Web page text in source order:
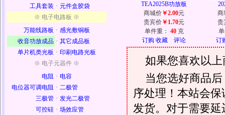
工具套装 · 元件盒胶袋
※ 电子电路板 ※
万能线路板 · 感光敷铜板
收音功放成品 · 其它成品板
单片机类光板 · 印刷电路光板
※ 电子元器件 ※
电阻 · 电容
电位器可调电阻 · 二极管
三极管 · 发光二极管
可控硅 · 场效应管
TEA2025B功放板
商城价 ￥2.00元
贵宾价 ￥1.70元
单件重： 40 克
订购 收藏 评论
商
贵
订
如果您喜欢以
当您选好商品
序处理！本站会
发货。对于需要